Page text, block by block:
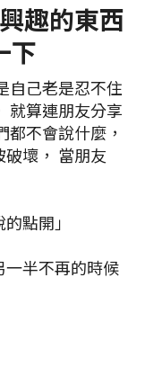
趣的東西
下
自己老是忍不住
就算連朋友分享
不會說什麼，
壞， 當朋友
點開」
一半不再的時候